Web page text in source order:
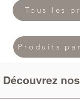
Tous les
Produits
Découvrez